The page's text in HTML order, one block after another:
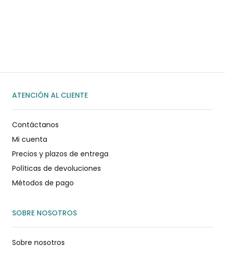
ATENCIÓN AL CLIENTE
Contáctanos
Mi cuenta
Precios y plazos de entrega
Políticas de devoluciones
Métodos de pago
SOBRE NOSOTROS
Sobre nosotros